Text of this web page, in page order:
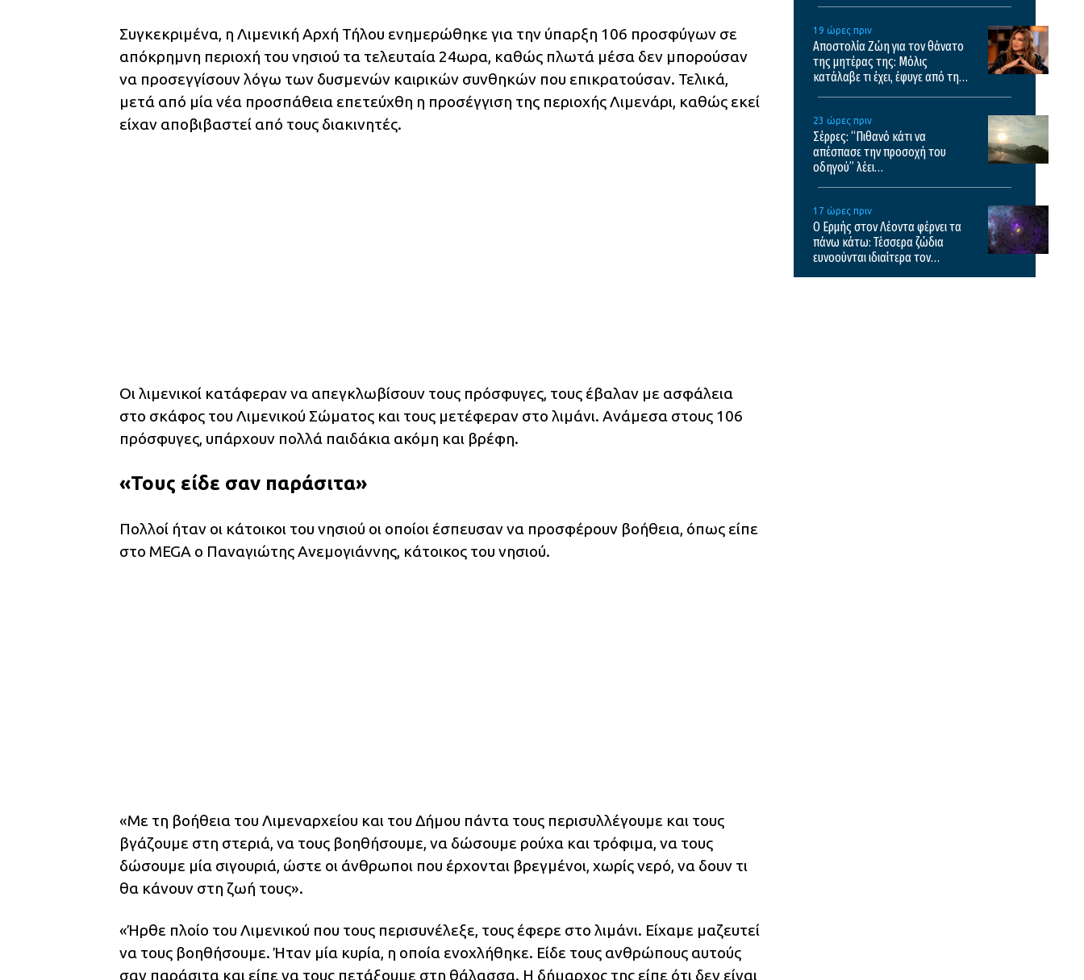
Συγκεκριμένα, η Λιμενική Αρχή Τήλου ενημερώθηκε για την ύπαρξη 106 προσφύγων σε
απόκρημνη περιοχή του νησιού τα τελευταία 24ωρα, καθώς πλωτά μέσα δεν μπορούσαν
να προσεγγίσουν λόγω των δυσμενών καιρικών συνθηκών που επικρατούσαν. Τελικά,
μετά από μία νέα προσπάθεια επετεύχθη η προσέγγιση της περιοχής Λιμενάρι, καθώς εκεί
είχαν αποβιβαστεί από τους διακινητές.
Οι λιμενικοί κατάφεραν να απεγκλωβίσουν τους πρόσφυγες, τους έβαλαν με ασφάλεια
στο σκάφος του Λιμενικού Σώματος και τους μετέφεραν στο λιμάνι. Ανάμεσα στους 106
πρόσφυγες, υπάρχουν πολλά παιδάκια ακόμη και βρέφη.
«Τους είδε σαν παράσιτα»
Πολλοί ήταν οι κάτοικοι του νησιού οι οποίοι έσπευσαν να προσφέρουν βοήθεια, όπως είπε
στο MEGA ο Παναγιώτης Ανεμογιάννης, κάτοικος του νησιού.
«Με τη βοήθεια του Λιμεναρχείου και του Δήμου πάντα τους περισυλλέγουμε και τους
βγάζουμε στη στεριά, να τους βοηθήσουμε, να δώσουμε ρούχα και τρόφιμα, να τους
δώσουμε μία σιγουριά, ώστε οι άνθρωποι που έρχονται βρεγμένοι, χωρίς νερό, να δουν τι
θα κάνουν στη ζωή τους».
«Ήρθε πλοίο του Λιμενικού που τους περισυνέλεξε, τους έφερε στο λιμάνι. Είχαμε μαζευτεί
να τους βοηθήσουμε. Ήταν μία κυρία, η οποία ενοχλήθηκε. Είδε τους ανθρώπους αυτούς
σαν παράσιτα και είπε να τους πετάξουμε στη θάλασσα. Η δήμαρχος της είπε ότι δεν είναι
19 ώρες πριν
Αποστολία Ζώη για τον θάνατο
της μητέρας της: Μόλις
κατάλαβε τι έχει, έφυγε από τη
23 ώρες πριν
Σέρρες: “Πιθανό κάτι να
απέσπασε την προσοχή του
οδηγού” λέει
17 ώρες πριν
Ο Ερμής στον Λέοντα φέρνει τα
πάνω κάτω: Τέσσερα ζώδια
ευνοούνται ιδιαίτερα τον